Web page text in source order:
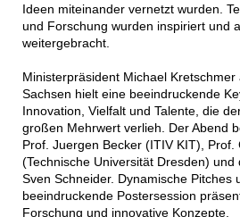
Ideen miteinander vernetzt wurden.
und Forschung wurden inspiriert und
weitergebracht.
Ministerpräsident Michael
Sachsen hielt eine beeindruckende
Innovation, Vielfalt und Talente, die
großen Mehrwert verlieh. Der Abend
Prof. Juergen Becker (ITIV KIT), Prof.
(Technische Universität Dresden) und
Sven Schneider. Dynamische Pitches
beeindruckende Postersession
Forschung und innovative Konzepte.